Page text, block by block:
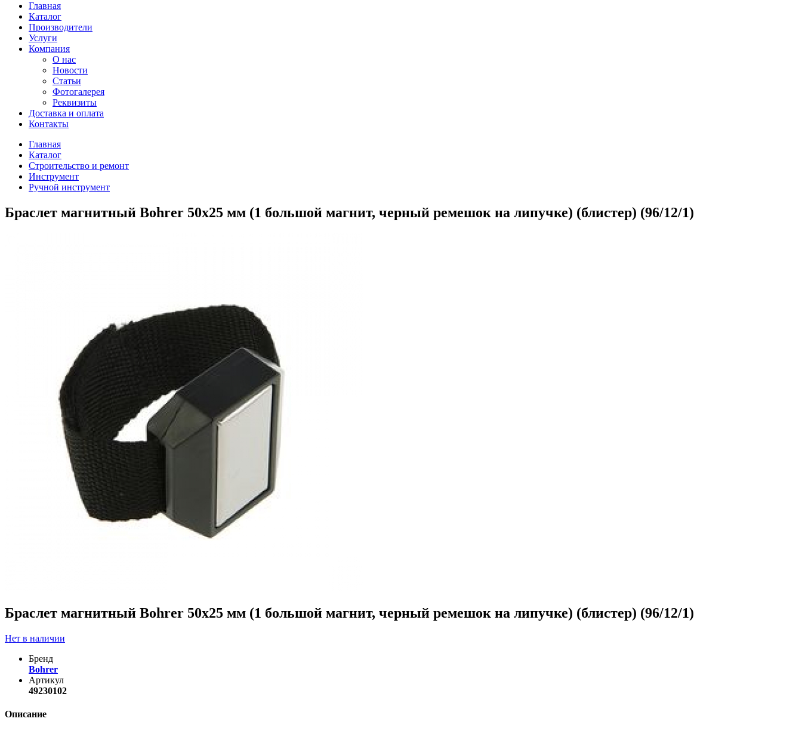
Главная
Каталог
Производители
Услуги
Компания
О нас
Новости
Статьи
Фотогалерея
Реквизиты
Доставка и оплата
Контакты
Главная
Каталог
Строительство и ремонт
Инструмент
Ручной инструмент
Браслет магнитный Bohrer 50х25 мм (1 большой магнит, черный ремешок на липучке) (блистер) (96/12/1)
Браслет магнитный Bohrer 50х25 мм (1 большой магнит, черный ремешок на липучке) (блистер) (96/12/1)
Нет в наличии
Бренд
Bohrer
Артикул
49230102
Описание